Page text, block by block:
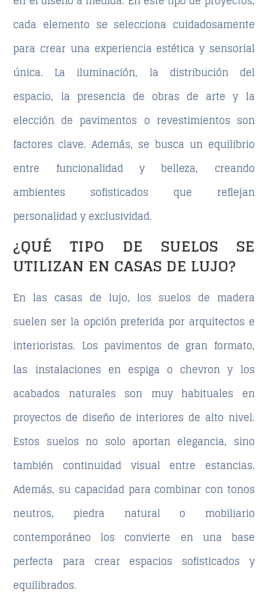
cada elemento se selecciona cuidadosamente
para crear una experiencia estética y sensorial
única. La iluminación, la distribución del
espacio, la presencia de obras de arte y la
elección de pavimentos o revestimientos son
factores clave. Además, se busca un equilibrio
entre funcionalidad y belleza, creando
ambientes sofisticados que reflejan
personalidad y exclusividad.
¿QUÉ TIPO DE SUELOS SE
UTILIZAN EN CASAS DE LUJO?
En las casas de lujo, los suelos de madera
suelen ser la opción preferida por arquitectos e
interioristas. Los pavimentos de gran formato,
las instalaciones en espiga o chevron y los
acabados naturales son muy habituales en
proyectos de diseño de interiores de alto nivel.
Estos suelos no solo aportan elegancia, sino
también continuidad visual entre estancias.
Además, su capacidad para combinar con tonos
neutros, piedra natural o mobiliario
contemporáneo los convierte en una base
perfecta para crear espacios sofisticados y
equilibrados.